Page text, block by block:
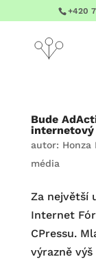
+420
Bude
autor: Honza
média
Za největší
Internet
CPressu.
výrazně